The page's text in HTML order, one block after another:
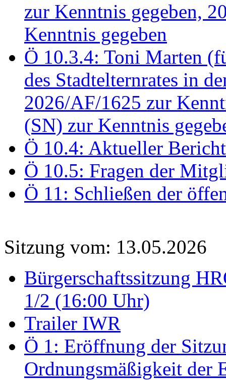
zur Kenntnis gegeben,
Kenntnis gegeben
Ö 10.3.4: Toni Marten
des Stadtelternrates in
2026/AF/1625 zur
(SN) zur Kenntnis
Ö 10.4: Aktueller
Ö 10.5: Fragen der
Ö 11: Schließen der
Sitzung vom: 13.05.2026
Bürgerschaftssitzung
1/2 (16:00 Uhr)
Trailer IWR
Ö 1: Eröffnung der
Ordnungsmäßigkeit der